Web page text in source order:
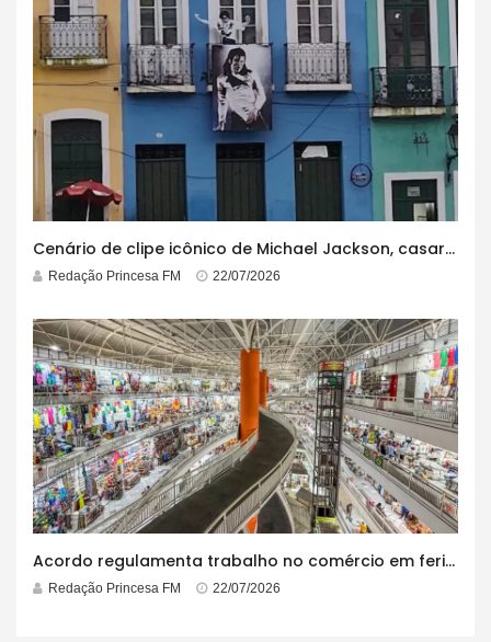
Cenário de clipe icônico de Michael Jackson, casarão azul no centro do Pelourinho enfrenta ordem de desocupação
Redação Princesa FM 22/07/2026
Acordo regulamenta trabalho no comércio em feriados
Redação Princesa FM 22/07/2026